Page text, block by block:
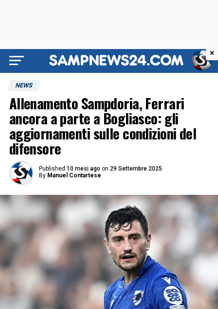
NEWS
Allenamento Sampdoria, Ferrari
ancora a parte a Bogliasco: gli
aggiornamenti sulle condizioni del
difensore
Published 10 mesi ago on 29 Settembre 2025
By Manuel Contartese
×